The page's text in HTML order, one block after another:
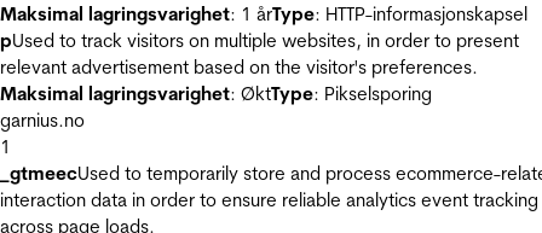
Maksimal lagringsvarighet: 1 årType: HTTP-informasjonskapsel
pUsed to track visitors on multiple websites, in order to present
relevant advertisement based on the visitor's preferences.
Maksimal lagringsvarighet: ØktType: Pikselsporing
garnius.no
1
_gtmeecUsed to temporarily store and process ecommerce-
interaction data in order to ensure reliable analytics event tracking
across page loads.